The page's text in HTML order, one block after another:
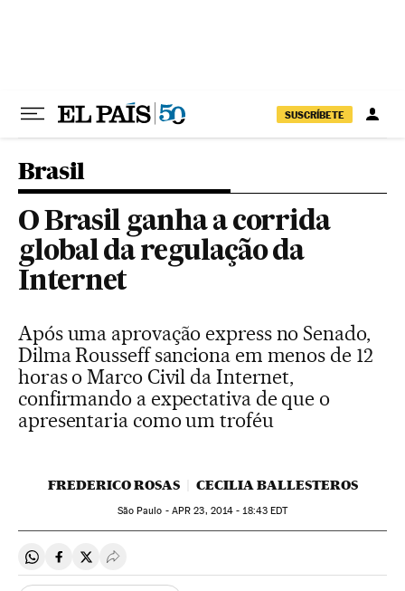
SUSCRÍBETE
Brasil
O Brasil ganha a corrida
global da regulação da
Internet
Após uma aprovação express no Senado,
Dilma Rousseff sanciona em menos de 12
horas o Marco Civil da Internet,
confirmando a expectativa de que o
apresentaria como um troféu
FREDERICO ROSAS CECILIA BALLESTEROS
São Paulo - APR 23, 2014 - 18:43EDT
Compartir en Whatsapp
Compartir en Facebook
Compartir en Twitter
Desplegar Redes Sociales